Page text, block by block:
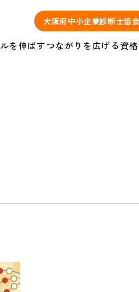
大阪府中小企業診断士協
を伸ばすつながりを広げる資